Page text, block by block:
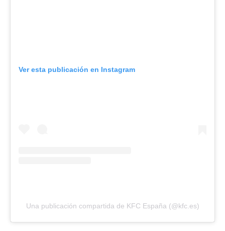
Ver esta publicación en Instagram
Una publicación compartida de KFC España (@kfc.es)